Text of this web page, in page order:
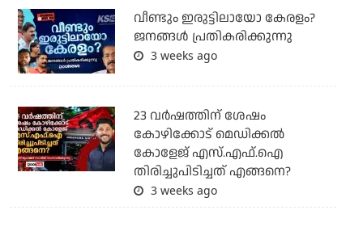
വീണ്ടും ഇരുട്ടിലായോ കേരളം?
ജനങ്ങൾ പ്രതികരിക്കുന്നു
3 weeks ago
23 വർഷത്തിന് ശേഷം
കോഴിക്കോട് മെഡിക്കൽ
കോളേജ് എസ്.എഫ്.ഐ
തിരിച്ചുപിടിച്ചത് എങ്ങനെ?
3 weeks ago